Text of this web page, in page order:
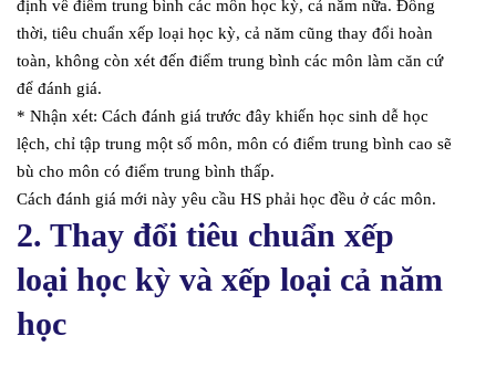
định về điểm trung bình các môn học kỳ, cả năm nữa. Đồng
thời, tiêu chuẩn xếp loại học kỳ, cả năm cũng thay đổi hoàn
toàn, không còn xét đến điểm trung bình các môn làm căn cứ
để đánh giá.
* Nhận xét: Cách đánh giá trước đây khiến học sinh dễ học
lệch, chỉ tập trung một số môn, môn có điểm trung bình cao sẽ
bù cho môn có điểm trung bình thấp.
Cách đánh giá mới này yêu cầu HS phải học đều ở các môn.
2. Thay đổi tiêu chuẩn xếp
loại học kỳ và xếp loại cả năm
học